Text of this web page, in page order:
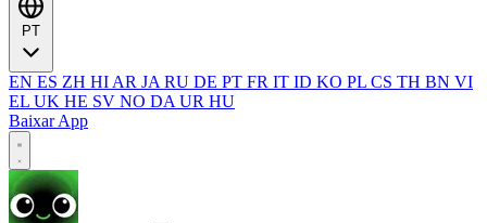
EN ES ZH HI AR JA RU DE PT FR IT ID KO PL CS TH BN VI
EL UK HE SV NO DA UR HU
Baixar App